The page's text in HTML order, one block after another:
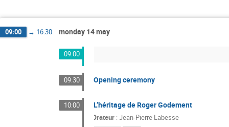
09:00 → 16:30 monday 14 may
09:00
09:30 Opening ceremony
10:00 L’héritage de Roger Godement
Orateur :Jean-Pierre Labesse